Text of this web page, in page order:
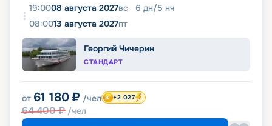
19:0008 августа 2027вс 6 дн/5 нч
08:0013 августа 2027пт
Георгий Чичерин
СТАНДАРТ
от 61 180 ₽ /чел
64 400₽ /чел
+2 027